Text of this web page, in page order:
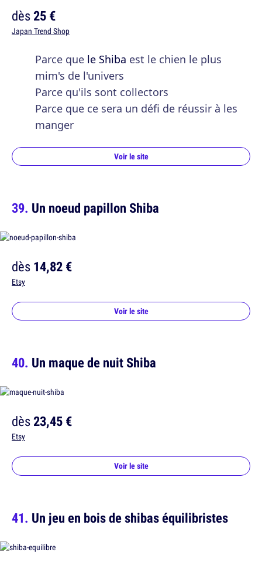
dès25 €
Japan Trend Shop
Parce que le Shiba est le chien le plus
mim's de l'univers
Parce qu'ils sont collectors
Parce que ce sera un défi de réussir à les
manger
Voir le site
Un noeud papillon Shiba
dès14,82 €
Etsy
Voir le site
Un maque de nuit Shiba
dès23,45 €
Etsy
Voir le site
Un jeu en bois de shibas équilibristes